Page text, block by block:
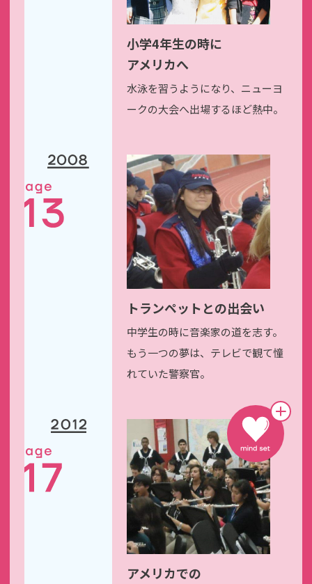
小学4年生の時に
アメリカへ
水泳を習うようになり、 ニューヨ
ークの大会へ出場するほど熱中。
トランペットとの出会い
中学生の時に音楽家の道を志す。
もう一つの夢は、テレビで観て憧
れていた警察官。
アメリカでの